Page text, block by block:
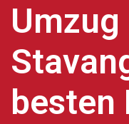
besten